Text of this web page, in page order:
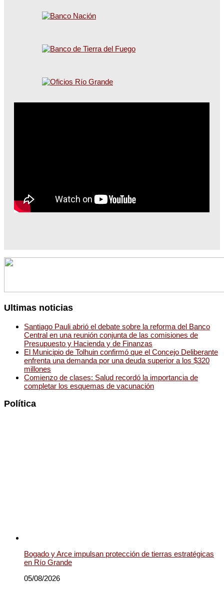
Ultimas noticias
Santiago Pauli abrió el debate sobre la reforma del Banco
Central en una reunión conjunta de las comisiones de
Presupuesto y Hacienda y de Finanzas
El Municipio de Tolhuin confirmó que el Concejo Deliberante
enfrenta una demanda por una deuda superior a los $320
millones
Comienzo de clases: Salud recordó la importancia de
completar los esquemas de vacunación
Política
Bogado y Arce impulsan protección de tierras estratégicas
en Río Grande
05/08/2026